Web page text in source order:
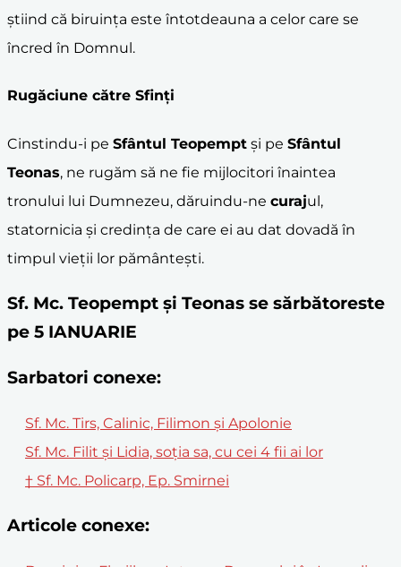
știind că biruința este întotdeauna a celor care se
încred în Domnul.
Rugăciune către Sfinți
Cinstindu-i pe Sfântul Teopempt și pe Sfântul
Teonas, ne rugăm să ne fie mijlocitori înaintea
tronului lui Dumnezeu, dăruindu-ne curajul,
statornicia și credința de care ei au dat dovadă în
timpul vieții lor pământești.
Sf. Mc. Teopempt și Teonas se sărbătoreste
pe 5 IANUARIE
Sarbatori conexe:
Sf. Mc. Tirs, Calinic, Filimon și Apolonie
Sf. Mc. Filit și Lidia, soția sa, cu cei 4 fii ai lor
† Sf. Mc. Policarp, Ep. Smirnei
Articole conexe: